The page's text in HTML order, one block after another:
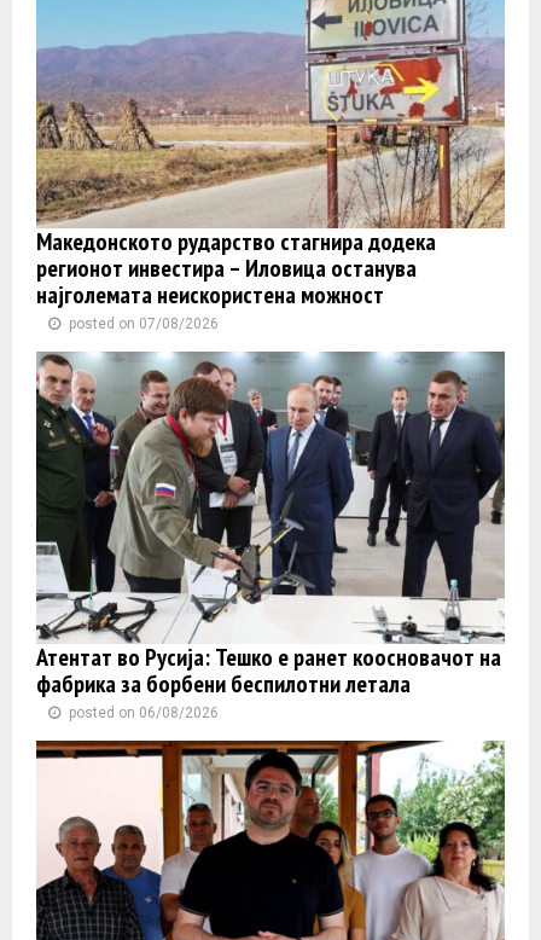
Македонското рударство стагнира додека
регионот инвестира – Иловица останува
најголемата неискористена можност
posted on 07/08/2026
Атентат во Русија: Тешко е ранет коосновачот на
фабрика за борбени беспилотни летала
posted on 06/08/2026